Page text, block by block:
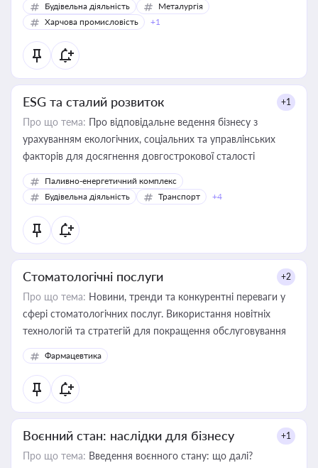
Будівельна діяльність
Металургія
Харчова промисловість
+1
ESG та сталий розвиток +1
Про що тема: Про відповідальне ведення бізнесу з
урахуванням екологічних, соціальних та управлінських
факторів для досягнення довгострокової сталості
Паливно-енергетичний комплекс
Будівельна діяльність
Транспорт +4
Стоматологічні послуги +2
Про що тема: Новини, тренди та конкурентні переваги у
сфері стоматологічних послуг. Використання новітніх
технологій та стратегій для покращення обслуговування
Фармацевтика
Воєнний стан: наслідки для бізнесу +1
Про що тема: Введення воєнного стану: що далі?